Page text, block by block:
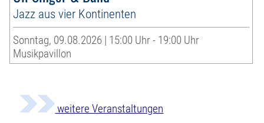
Jazz aus vier Kontinenten
Sonntag, 09.08.2026 | 15:00 Uhr - 19:00 Uhr
Musikpavillon
weitere Veranstaltungen